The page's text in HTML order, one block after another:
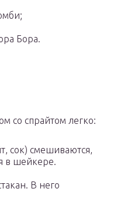
Бора.
со спрайтом легко:
сок) смешиваются,
в шейкере.
В него